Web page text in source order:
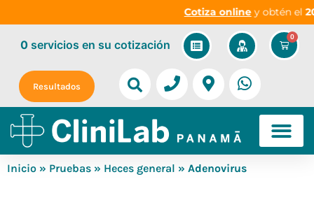
Cotiza onliney obtén el
0
0servicios en su cotización
Resultados
Inicio » Pruebas » Heces general » Adenovirus